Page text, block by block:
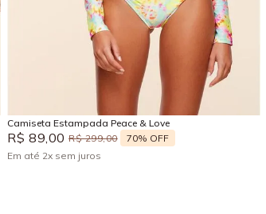
Adicionar na sacola
Camiseta Estampada Peace & Love
R$ 89,00 R$ 299,00 70% OFF
Em até 2x sem juros